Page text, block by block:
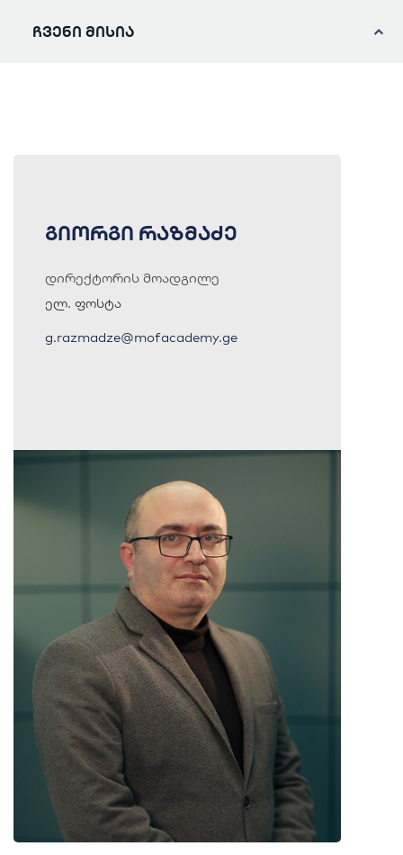
ჩვენი მისია
გიორგი რაზმაძე
დირექტორის მოადგილე
ელ. ფოსტა
g.razmadze@mofacademy.ge